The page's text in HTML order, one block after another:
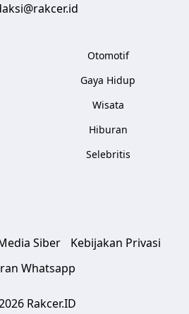
Otomotif
Gaya Hidup
Wisata
Hiburan
Selebritis
Siber
Kebijakan Privasi
Whatsapp
Rakcer.ID